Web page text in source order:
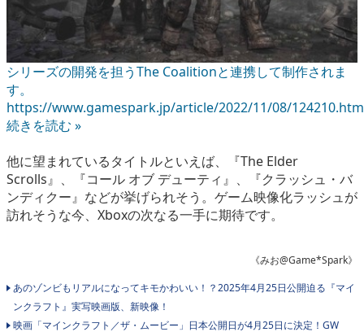
シリーズの開発を担うThe Coalitionと連携して制作されま
す。
https://www.gamespark.jp/article/2022/11/08/
続きを読む »
他に望まれているタイトルといえば、『The Elder
Scrolls』、『コール オブ デューティ』、『クラッシュ・バ
ンディクー』などが挙げられそう。ゲーム映像化ラッシュが
訪れそうな今、Xboxの次なる一手に期待です。
《みお@Game*Spark》
あのゾンビもリアルになってキモかわいい！？2025年4月25日公開迫る『マイ
ンクラフト』実写映画版、新映像！
映画「マインクラフト／ザ・ムービー」日本公開日が4月25日に決定！GW